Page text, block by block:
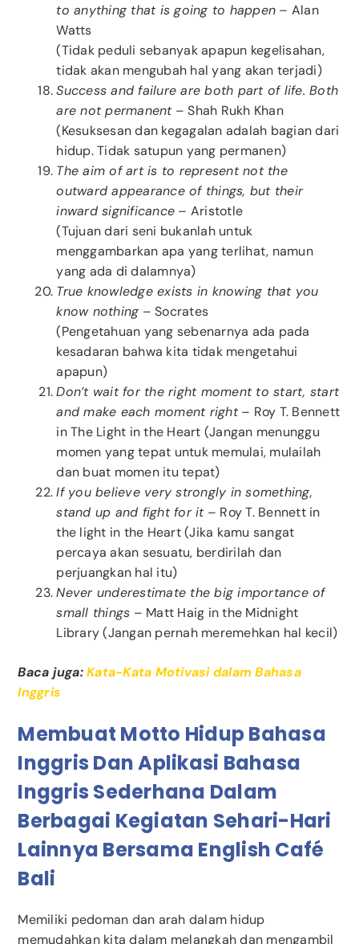
to anything that is going to happen – Alan
Watts
(Tidak peduli sebanyak apapun kegelisahan,
tidak akan mengubah hal yang akan terjadi)
Success and failure are both part of life. Both
are not permanent– Shah Rukh Khan
(Kesuksesan dan kegagalan adalah bagian dari
hidup. Tidak satupun yang permanen)
The aim of art is to represent not the
outward appearance of things, but their
inward significance – Aristotle
(Tujuan dari seni bukanlah untuk
menggambarkan apa yang terlihat, namun
yang ada di dalamnya)
True knowledge exists in knowing that you
know nothing – Socrates
(Pengetahuan yang sebenarnya ada pada
kesadaran bahwa kita tidak mengetahui
apapun)
Don’t wait for the right moment to start, start
and make each moment right– Roy T. Bennett
in The Light in the Heart (Jangan menunggu
momen yang tepat untuk memulai, mulailah
dan buat momen itu tepat)
If you believe very strongly in something,
stand up and fight for it– Roy T. Bennett in
the light in the Heart (Jika kamu sangat
percaya akan sesuatu, berdirilah dan
perjuangkan hal itu)
Never underestimate the big importance of
small things – Matt Haig in the Midnight
Library (Jangan pernah meremehkan hal kecil)
Baca juga:Kata-Kata Motivasi dalam Bahasa
Inggris
Membuat Motto Hidup Bahasa
Inggris Dan Aplikasi Bahasa
Inggris Sederhana Dalam
Berbagai Kegiatan Sehari-Hari
Lainnya Bersama English Café
Bali
Memiliki pedoman dan arah dalam hidup
memudahkan kita dalam melangkah dan mengambil